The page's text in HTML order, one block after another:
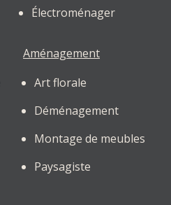
Électroménager
Aménagement
Art florale
Déménagement
Montage de meubles
Paysagiste